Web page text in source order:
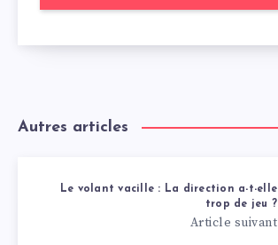
Autres articles
Le volant vacille : La direction a-t-elle
trop de jeu ?
Article suivant